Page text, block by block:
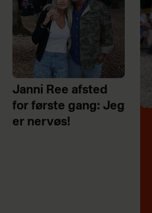
Janni Ree afsted
for første gang: Jeg
er nervøs!